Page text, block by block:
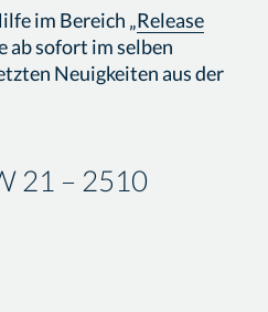
im Bereich „Release
ab sofort im selben
Neuigkeiten aus der
21 – 2510